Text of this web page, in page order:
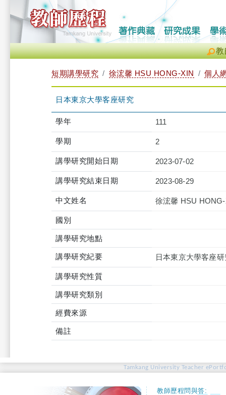
教
短期講學研究 徐浤馨 HSU HONG-XIN 個人
日本東京大學客座研究
學年 111
學期 2
講學研究開始日期 2023-07-02
講學研究結束日期 2023-08-29
中文姓名 徐浤馨 HSU
國別
講學研究地點
講學研究紀要 日本東京大學客座研
講學研究性質
講學研究類別
經費來源
備註
Tamkang University Teacher
教師歷程問與答: